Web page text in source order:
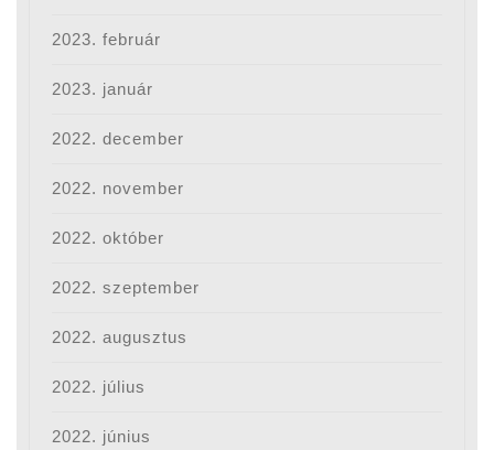
2023. február
2023. január
2022. december
2022. november
2022. október
2022. szeptember
2022. augusztus
2022. július
2022. június